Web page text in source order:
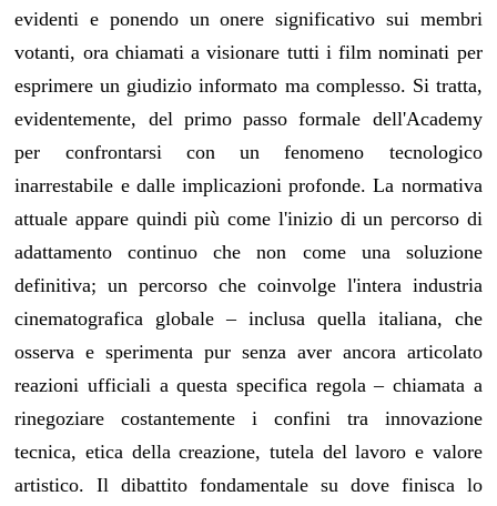
evidenti e ponendo un onere significativo sui membri
votanti, ora chiamati a visionare tutti i film nominati per
esprimere un giudizio informato ma complesso. Si tratta,
evidentemente, del primo passo formale dell'Academy
per confrontarsi con un fenomeno tecnologico
inarrestabile e dalle implicazioni profonde. La normativa
attuale appare quindi più come l'inizio di un percorso di
adattamento continuo che non come una soluzione
definitiva; un percorso che coinvolge l'intera industria
cinematografica globale – inclusa quella italiana, che
osserva e sperimenta pur senza aver ancora articolato
reazioni ufficiali a questa specifica regola – chiamata a
rinegoziare costantemente i confini tra innovazione
tecnica, etica della creazione, tutela del lavoro e valore
artistico. Il dibattito fondamentale su dove finisca lo